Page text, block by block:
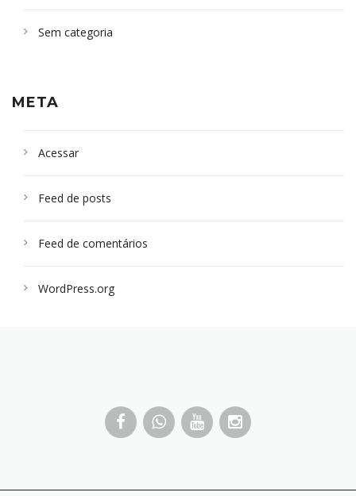
Sem categoria
META
Acessar
Feed de posts
Feed de comentários
WordPress.org